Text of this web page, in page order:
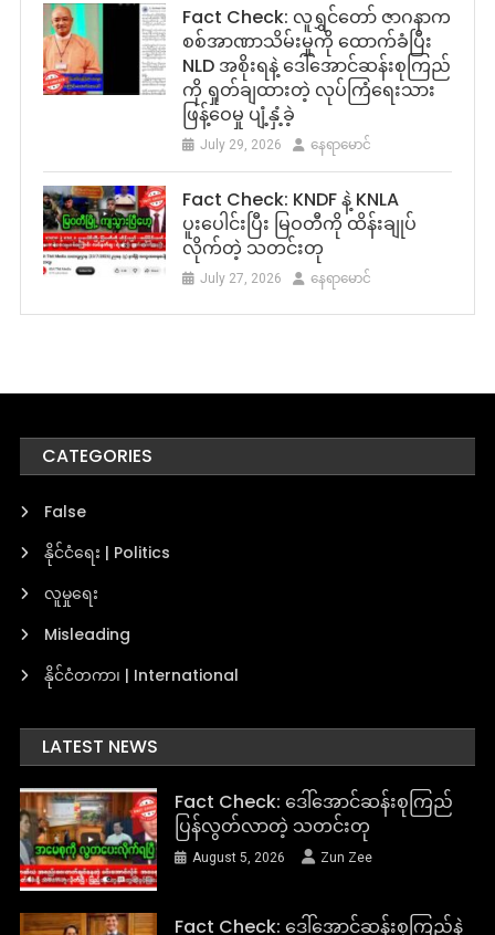
Fact Check: လူရွှင်တော် ဇာဂနာက
စစ်အာဏာသိမ်းမှုကို ထောက်ခံပြီး
NLD အစိုးရနဲ့ ဒေါ်အောင်ဆန်းစုကြည်
ကို ရှုတ်ချထားတဲ့ လုပ်ကြံရေးသား
ဖြန့်ဝေမှု ပျံ့နှံ့ခဲ့
July 29, 2026 နေရာမောင်
Fact Check: KNDF နဲ့ KNLA
ပူးပေါင်းပြီး မြဝတီကို ထိန်းချုပ်
လိုက်တဲ့ သတင်းတု
July 27, 2026 နေရာမောင်
CATEGORIES
False
နိုင်ငံရေး | Politics
လူမှုရေး
Misleading
နိုင်ငံတကာ၊ | International
LATEST NEWS
Fact Check: ဒေါ်အောင်ဆန်းစုကြည်
ပြန်လွတ်လာတဲ့ သတင်းတု
August 5, 2026 Zun Zee
Fact Check: ဒေါ်အောင်ဆန်းစုကြည်နဲ့